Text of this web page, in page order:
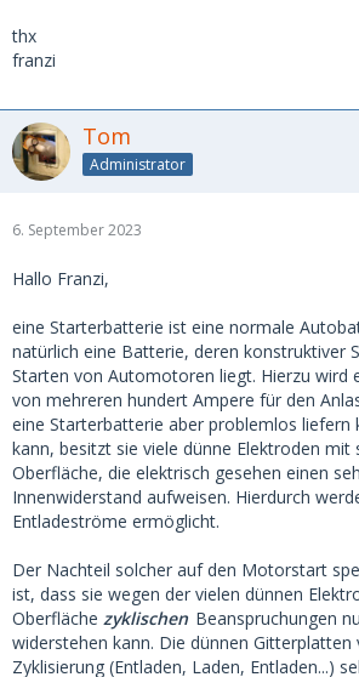
thx
franzi
Tom
Administrator
6. September 2023
Hallo Franzi,
eine Starterbatterie ist eine normale
natürlich eine Batterie, deren konstruktiver
Starten von Automotoren liegt. Hierzu wird
von mehreren hundert Ampere für den
eine Starterbatterie aber problemlos liefern
kann, besitzt sie viele dünne Elektroden mit
Oberfläche, die elektrisch gesehen einen
Innenwiderstand aufweisen. Hierdurch
Entladeströme ermöglicht.
Der Nachteil solcher auf den Motorstart
ist, dass sie wegen der vielen dünnen
Oberfläche zyklischen Beanspruchungen
widerstehen kann. Die dünnen Gitterplatten
Zyklisierung (Entladen, Laden, Entladen...)